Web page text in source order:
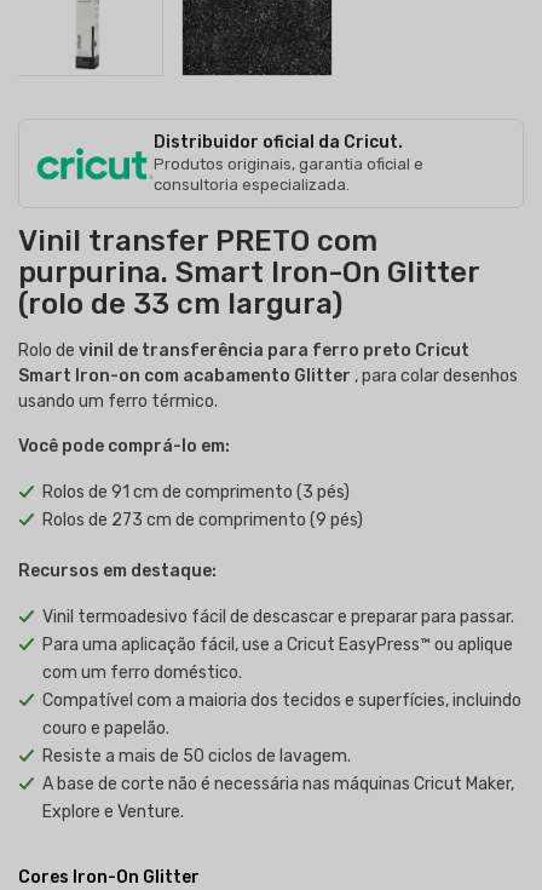
Distribuidor oficial da Cricut.
Produtos originais, garantia oficial e
consultoria especializada.
Vinil transfer PRETO com
purpurina. Smart Iron-On Glitter
(rolo de 33 cm largura)
Rolo de vinil de transferência para ferro preto Cricut
Smart Iron-on com acabamento Glitter , para colar desenhos
usando um ferro térmico.
Você pode comprá-lo em:
Rolos de 91 cm de comprimento (3 pés)
Rolos de 273 cm de comprimento (9 pés)
Recursos em destaque:
Vinil termoadesivo fácil de descascar e preparar para passar.
Para uma aplicação fácil, use a Cricut EasyPress™ ou aplique
com um ferro doméstico.
Compatível com a maioria dos tecidos e superfícies, incluindo
couro e papelão.
Resiste a mais de 50 ciclos de lavagem.
A base de corte não é necessária nas máquinas Cricut Maker,
Explore e Venture.
Cores Iron-On Glitter